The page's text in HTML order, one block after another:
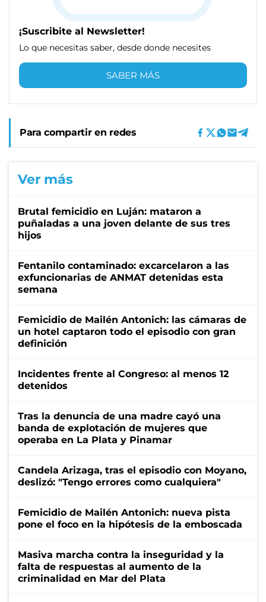
¡Suscribite al Newsletter!
Lo que necesitas saber, desde donde necesites
SABER MÁS
Para compartir en redes
Ver más
Brutal femicidio en Luján: mataron a
puñaladas a una joven delante de sus tres
hijos
Fentanilo contaminado: excarcelaron a las
exfuncionarias de ANMAT detenidas esta
semana
Femicidio de Mailén Antonich: las cámaras de
un hotel captaron todo el episodio con gran
definición
Incidentes frente al Congreso: al menos 12
detenidos
Tras la denuncia de una madre cayó una
banda de explotación de mujeres que
operaba en La Plata y Pinamar
Candela Arizaga, tras el episodio con Moyano,
deslizó: "Tengo errores como cualquiera"
Femicidio de Mailén Antonich: nueva pista
pone el foco en la hipótesis de la emboscada
Masiva marcha contra la inseguridad y la
falta de respuestas al aumento de la
criminalidad en Mar del Plata